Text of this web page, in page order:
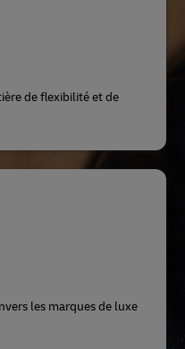
de flexibilité et de
les marques de luxe